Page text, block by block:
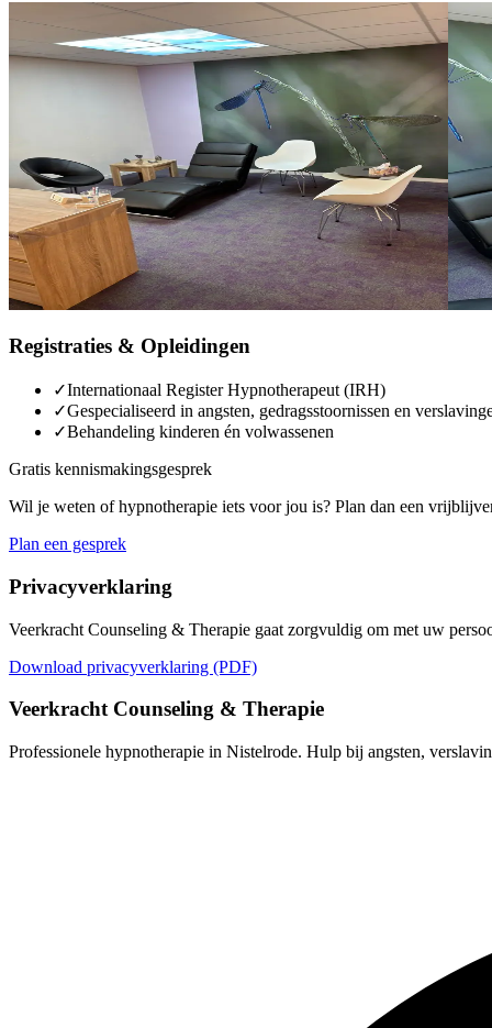
Registraties & Opleidingen
✓Internationaal Register Hypnotherapeut (IRH)
✓Gespecialiseerd in angsten, gedragsstoornissen en
✓Behandeling kinderen én volwassenen
Gratis kennismakingsgesprek
Wil je weten of hypnotherapie iets voor jou is? Plan dan een
Plan een gesprek
Privacyverklaring
Veerkracht Counseling & Therapie gaat zorgvuldig om met uw
Download privacyverklaring (PDF)
Veerkracht Counseling & Therapie
Professionele hypnotherapie in Nistelrode. Hulp bij angsten,